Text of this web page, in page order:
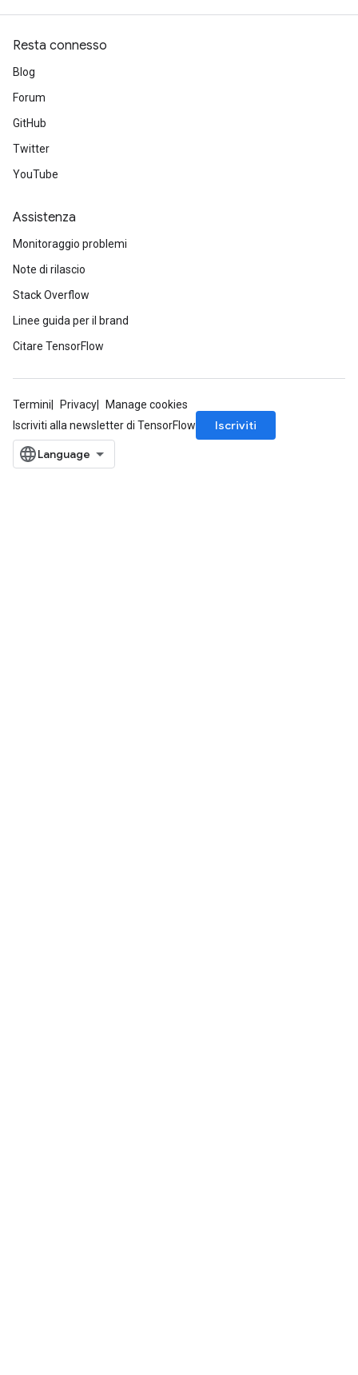
Resta connesso
Blog
Forum
GitHub
Twitter
YouTube
Assistenza
Monitoraggio problemi
Note di rilascio
Stack Overflow
Linee guida per il brand
Citare TensorFlow
Termini Privacy
Manage cookies
Iscriviti alla newsletter di TensorFlow
Iscriviti